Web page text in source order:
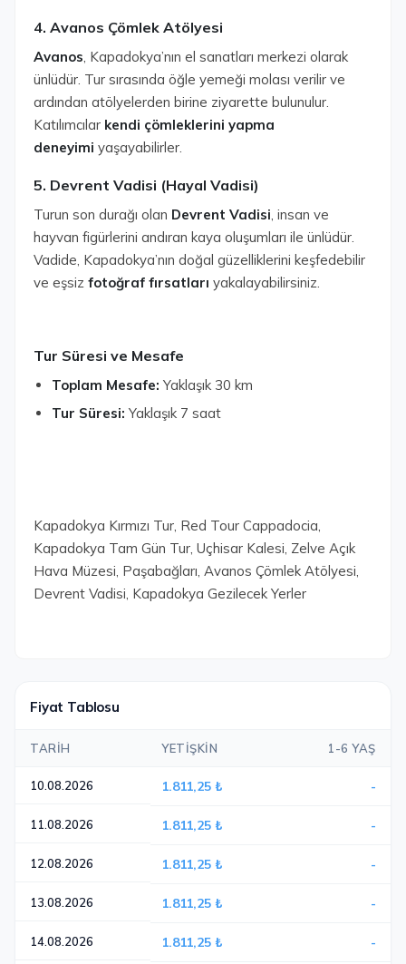
4. Avanos Çömlek Atölyesi
Avanos, Kapadokya’nın el sanatları merkezi olarak
ünlüdür. Tur sırasında öğle yemeği molası verilir ve
ardından atölyelerden birine ziyarette bulunulur.
Katılımcılar kendi çömleklerini yapma
deneyimi yaşayabilirler.
5. Devrent Vadisi (Hayal Vadisi)
Turun son durağı olan Devrent Vadisi, insan ve
hayvan figürlerini andıran kaya oluşumları ile ünlüdür.
Vadide, Kapadokya’nın doğal güzelliklerini keşfedebilir
ve eşsiz fotoğraf fırsatları yakalayabilirsiniz.
Tur Süresi ve Mesafe
Toplam Mesafe: Yaklaşık 30 km
Tur Süresi: Yaklaşık 7 saat
Kapadokya Kırmızı Tur, Red Tour Cappadocia,
Kapadokya Tam Gün Tur, Uçhisar Kalesi, Zelve Açık
Hava Müzesi, Paşabağları, Avanos Çömlek Atölyesi,
Devrent Vadisi, Kapadokya Gezilecek Yerler
Fiyat Tablosu
TARIH YETIŞKIN 1-6 YAŞ
10.08.2026 1.811,25 ₺ -
11.08.2026 1.811,25 ₺ -
12.08.2026 1.811,25 ₺ -
13.08.2026 1.811,25 ₺ -
14.08.2026 1.811,25 ₺ -